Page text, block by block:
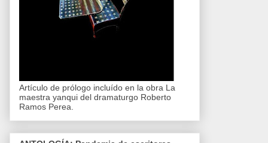
Artículo de prólogo incluído en la obra La
maestra yanqui del dramaturgo Roberto
Ramos Perea.